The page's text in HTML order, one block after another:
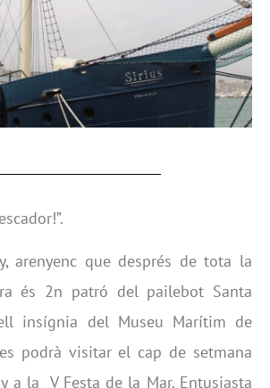
arenyenc que després de tota la
és 2n patró del pailebot Santa
insígnia del Museu Marítim de
podrà visitar el cap de setmana
a la V Festa de la Mar. Entusiasta